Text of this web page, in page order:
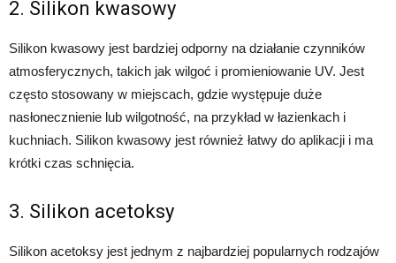
2. Silikon kwasowy
Silikon kwasowy jest bardziej odporny na działanie czynników
atmosferycznych, takich jak wilgoć i promieniowanie UV. Jest
często stosowany w miejscach, gdzie występuje duże
nasłonecznienie lub wilgotność, na przykład w łazienkach i
kuchniach. Silikon kwasowy jest również łatwy do aplikacji i ma
krótki czas schnięcia.
3. Silikon acetoksy
Silikon acetoksy jest jednym z najbardziej popularnych rodzajów